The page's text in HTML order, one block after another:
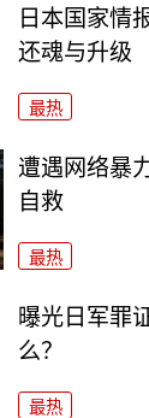
日本国家情
还魂与升级
最热
遭遇网络暴
自救
最热
曝光日军罪
么？
最热